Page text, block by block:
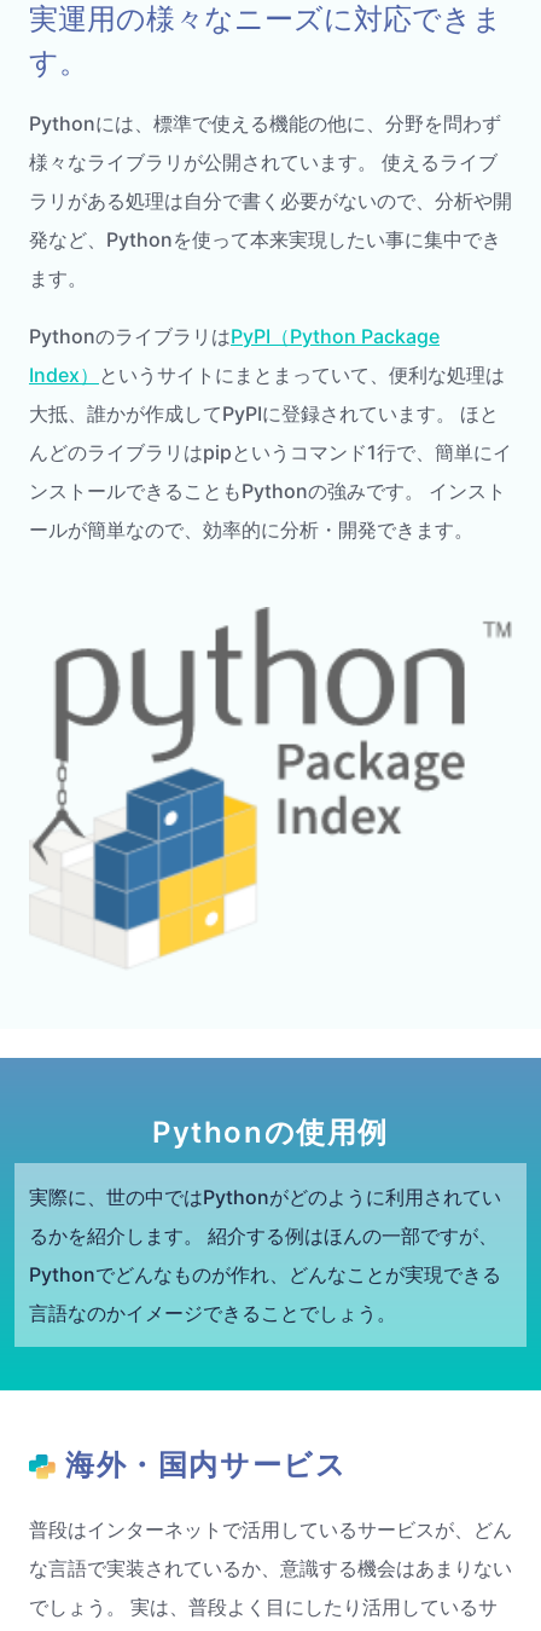
実運用の様々なニーズに対応できま
す。
Pythonには、標準で使える機能の他に、分野を問わず
様々なライブラリが公開されています。 使えるライブ
ラリがある処理は自分で書く必要がないので、分析や開
発など、Pythonを使って本来実現したい事に集中でき
ます。
PythonのライブラリはPyPI（Python Package
Index） というサイトにまとまっていて、便利な処理は
大抵、誰かが作成してPyPIに登録されています。 ほと
んどのライブラリはpipというコマンド1行で、簡単にイ
ンストールできることもPythonの強みです。 インスト
ールが簡単なので、効率的に分析・開発できます。
Pythonの使用例
実際に、世の中ではPythonがどのように利用されてい
るかを紹介します。 紹介する例はほんの一部ですが、
Pythonでどんなものが作れ、どんなことが実現できる
言語なのかイメージできることでしょう。
海外・国内サービス
普段はインターネットで活用しているサービスが、どん
な言語で実装されているか、意識する機会はあまりない
でしょう。 実は、普段よく目にしたり活用しているサ